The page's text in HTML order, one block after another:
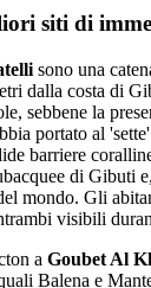
siti di
sono una
dalla costa di
sebbene la
portato al
barriere
di Gibuti
mondo. Gli
visibili
a Goubet Al
Balena e